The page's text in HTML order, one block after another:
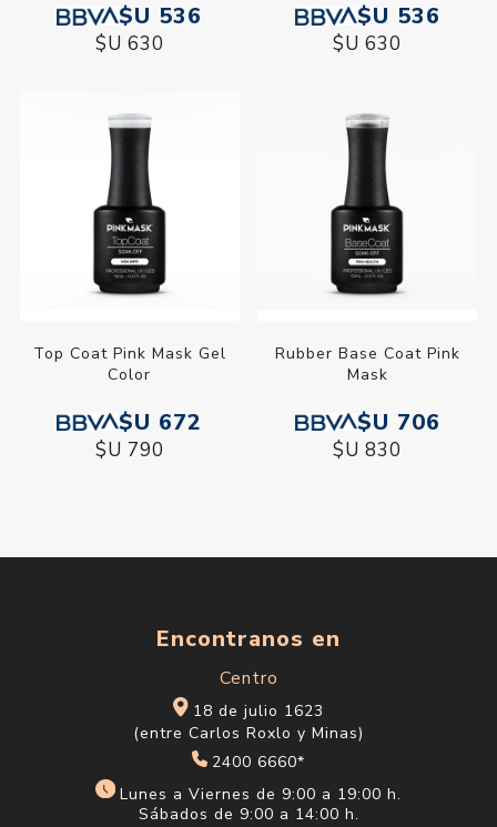
$U 536
$U 630
$U 536
$U 630
Top Coat Pink Mask Gel
Color
$U 672
$U 790
Rubber Base Coat Pink
Mask
$U 706
$U 830
Encontranos en
Centro
18 de julio 1623
(entre Carlos Roxlo y Minas)
2400 6660*
Lunes a Viernes de 9:00 a 19:00 h.
Sábados de 9:00 a 14:00 h.